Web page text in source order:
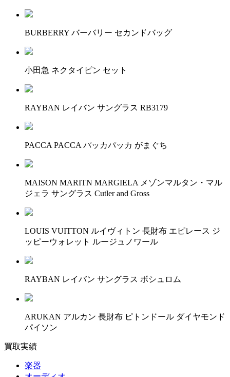
BURBERRY バーバリー セカンドバッグ
小田急 ネクタイピン セット
RAYBAN レイバン サングラス RB3179
PACCA PACCA パッカパッカ がまぐち
MAISON MARITN MARGIELA メゾンマルタン・マル
ジェラ サングラス Cutler and Gross
LOUIS VUITTON ルイヴィトン 長財布 エピレース ジ
ッピーウォレット ルージュノワール
RAYBAN レイバン サングラス ボシュロム
ARUKAN アルカン 長財布 ピトンドール ダイヤモンド
パイソン
買取実績
楽器